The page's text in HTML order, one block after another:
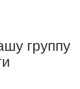
группу